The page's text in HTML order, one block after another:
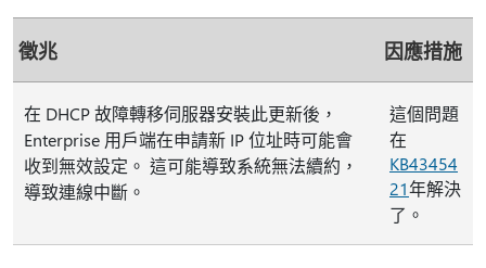
徵兆 因應措施
在 DHCP 故障轉移伺服器安裝此更新後，
Enterprise 用戶端在申請新 IP 位址時可能會
收到無效設定。 這可能導致系統無法續約，
導致連線中斷。
這個問題
在
KB43454
21年解決
了。